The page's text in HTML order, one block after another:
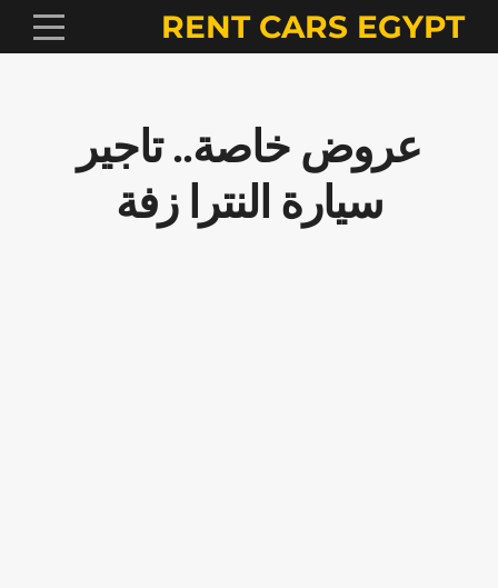
RENT CARS EGYPT
عروض خاصة.. تاجير
سيارة النترا زفة